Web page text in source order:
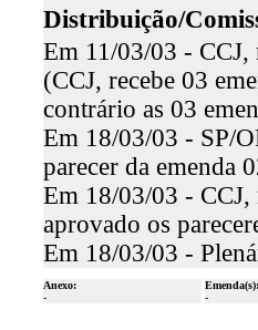
Distribuição/
Em 11/03/03 -
(CCJ, recebe 03
contrário as 03
Em 18/03/03 - SP/
parecer da emenda
Em 18/03/03 - CCJ,
aprovado os
Em 18/03/03 -
Anexo:
-
Emenda(s):
-